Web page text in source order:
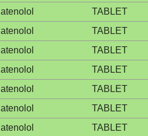
atenolol TABLET
atenolol TABLET
atenolol TABLET
atenolol TABLET
atenolol TABLET
atenolol TABLET
atenolol TABLET